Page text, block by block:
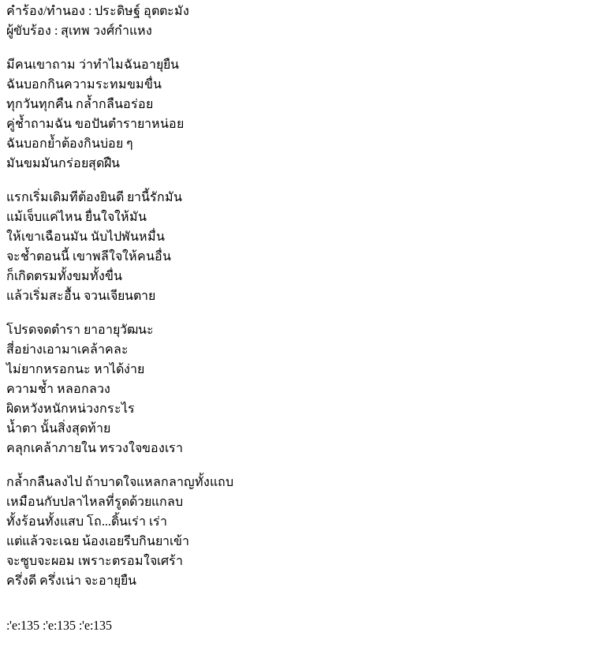
คำร้อง/ทำนอง : ประดิษฐ์ อุตตะมัง
ผู้ขับร้อง : สุเทพ วงศ์กำแหง
มีคนเขาถาม ว่าทำไมฉันอายุยืน
ฉันบอกกินความระทมขมขื่น
ทุกวันทุกคืน กล้ำกลืนอร่อย
คู่ช้ำถามฉัน ขอปันตำรายาหน่อย
ฉันบอกย้ำต้องกินบ่อย ๆ
มันขมมันกร่อยสุดฝืน
แรกเริ่มเดิมทีต้องยินดี ยานี้รักมัน
แม้เจ็บแค่ไหน ยื่นใจให้มัน
ให้เขาเฉือนมัน นับไปพันหมื่น
จะช้ำตอนนี้ เขาพลีใจให้คนอื่น
ก็เกิดตรมทั้งขมทั้งขื่น
แล้วเริ่มสะอื้น จวนเจียนตาย
โปรดจดตำรา ยาอายุวัฒนะ
สี่อย่างเอามาเคล้าคละ
ไม่ยากหรอกนะ หาได้ง่าย
ความช้ำ หลอกลวง
ผิดหวังหนักหน่วงกระไร
น้ำตา นั้นสิ่งสุดท้าย
คลุกเคล้าภายใน ทรวงใจของเรา
กล้ำกลืนลงไป ถ้าบาดใจแหลกลาญทั้งแถบ
เหมือนกับปลาไหลที่รูดด้วยแกลบ
ทั้งร้อนทั้งแสบ โถ...ดิ้นเร่า เร่า
แต่แล้วจะเฉย น้องเอยรีบกินยาเข้า
จะซูบจะผอม เพราะตรอมใจเศร้า
ครึ่งดี ครึ่งเน่า จะอายุยืน
:'e:135 :'e:135 :'e:135